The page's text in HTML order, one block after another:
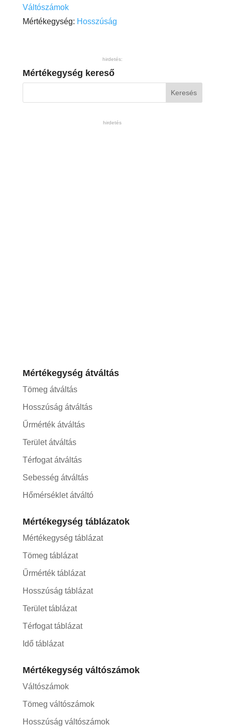
Váltószámok
Mértékegység: Hosszúság
hirdetés:
Mértékegység kereső
hirdetés
Mértékegység átváltás
Tömeg átváltás
Hosszúság átváltás
Űrmérték átváltás
Terület átváltás
Térfogat átváltás
Sebesség átváltás
Hőmérséklet átváltó
Mértékegység táblázatok
Mértékegység táblázat
Tömeg táblázat
Űrmérték táblázat
Hosszúság táblázat
Terület táblázat
Térfogat táblázat
Idő táblázat
Mértékegység váltószámok
Váltószámok
Tömeg váltószámok
Hosszúság váltószámok